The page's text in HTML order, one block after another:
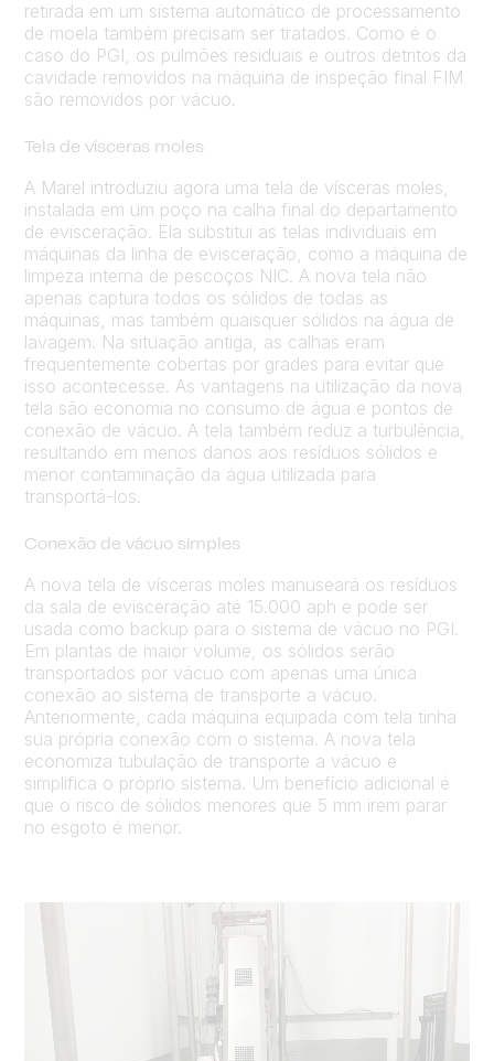
retirada em um sistema automático de processamento
de moela também precisam ser tratados. Como é o
caso do PGI, os pulmões residuais e outros detritos da
cavidade removidos na máquina de inspeção final FIM
são removidos por vácuo.
Tela de vísceras moles
A Marel introduziu agora uma tela de vísceras moles,
instalada em um poço na calha final do departamento
de evisceração. Ela substitui as telas individuais em
máquinas da linha de evisceração, como a máquina de
limpeza interna de pescoços NIC. A nova tela não
apenas captura todos os sólidos de todas as
máquinas, mas também quaisquer sólidos na água de
lavagem. Na situação antiga, as calhas eram
frequentemente cobertas por grades para evitar que
isso acontecesse. As vantagens na utilização da nova
tela são economia no consumo de água e pontos de
conexão de vácuo. A tela também reduz a turbulência,
resultando em menos danos aos resíduos sólidos e
menor contaminação da água utilizada para
transportá-los.
Conexão de vácuo simples
A nova tela de vísceras moles manuseará os resíduos
da sala de evisceração até 15.000 aph e pode ser
usada como backup para o sistema de vácuo no PGI.
Em plantas de maior volume, os sólidos serão
transportados por vácuo com apenas uma única
conexão ao sistema de transporte a vácuo.
Anteriormente, cada máquina equipada com tela tinha
sua própria conexão com o sistema. A nova tela
economiza tubulação de transporte a vácuo e
simplifica o próprio sistema. Um benefício adicional é
que o risco de sólidos menores que 5 mm irem parar
no esgoto é menor.